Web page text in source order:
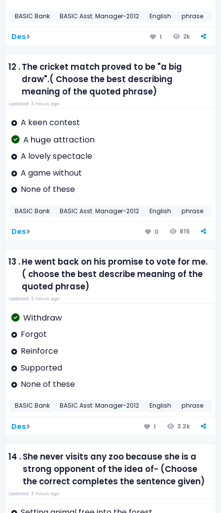
BASIC Bank BASIC Asst. Manager-2012 English phrase
Des 1 2k
12 .The cricket match proved to be "a big
draw".( Choose the best describing
meaning of the quoted phrase)
Updated: 3 hours ago
A keen contest
A huge attraction
A lovely spectacle
A game without
None of these
BASIC Bank BASIC Asst. Manager-2012 English phrase
Des 0 815
13 .He went back on his promise to vote for me.
( choose the best describe meaning of the
quoted phrase)
Updated: 3 hours ago
Withdraw
Forgot
Reinforce
Supported
None of these
BASIC Bank BASIC Asst. Manager-2012 English phrase
Des 1 3.3k
14 .She never visits any zoo because she is a
strong opponent of the idea of- (Choose
the correct completes the sentence given)
Updated: 3 hours ago